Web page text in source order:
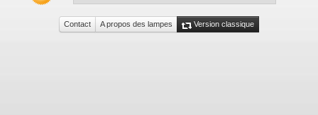
Contact A propos des lampes Version classique